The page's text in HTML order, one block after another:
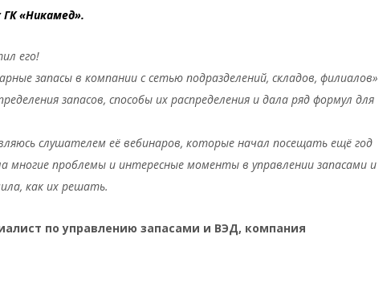
«Никамед».
его!
запасы в компании с сетью подразделений, складов, филиалов»
запасов, способы их распределения и дала ряд формул для
слушателем её вебинаров, которые начал посещать ещё год
многие проблемы и интересные моменты в управлении запасами и
как их решать.
по управлению запасами и ВЭД, компания